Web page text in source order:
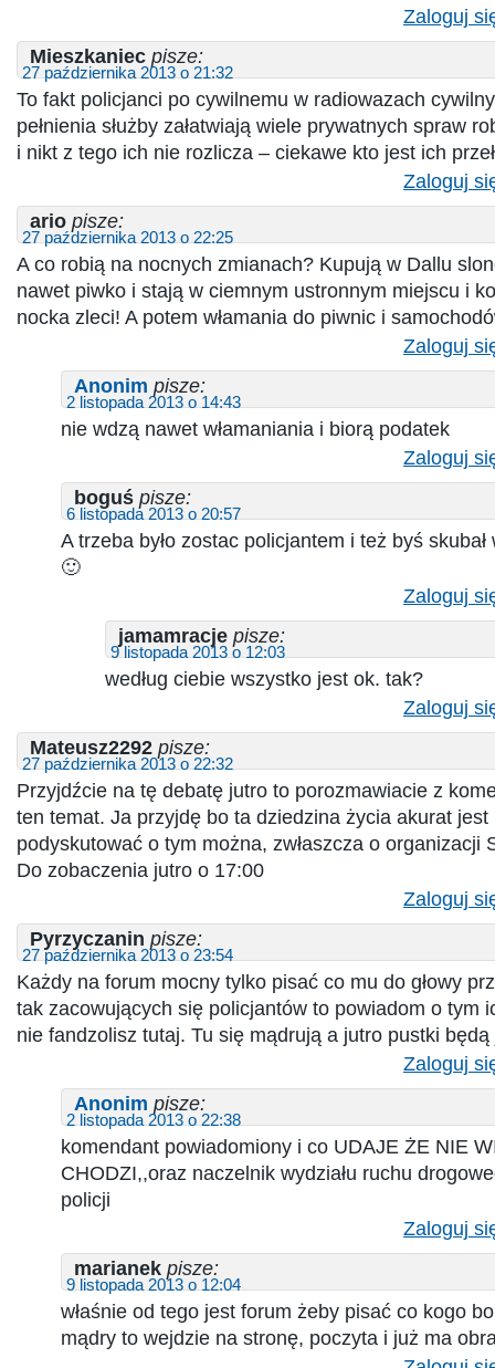
Zaloguj
Mieszkaniec pisze:
27 października 2013 o 21:32
To fakt policjanci po cywilnemu w radiowazach
pełnienia służby załatwiają wiele prywatnych spraw
i nikt z tego ich nie rozlicza – ciekawe kto jest ich
Zaloguj
ario pisze:
27 października 2013 o 22:25
A co robią na nocnych zmianach? Kupują w Dallu
nawet piwko i stają w ciemnym ustronnym miejscu i
nocka zleci! A potem włamania do piwnic i
Zaloguj
Anonim pisze:
2 listopada 2013 o 14:43
nie wdzą nawet włamaniania i biorą podatek
Zaloguj
boguś pisze:
6 listopada 2013 o 20:57
A trzeba było zostac policjantem i też byś skubał
🙂
Zaloguj
jamamracje pisze:
9 listopada 2013 o 12:03
według ciebie wszystko jest ok. tak?
Zaloguj
Mateusz2292 pisze:
27 października 2013 o 22:32
Przyjdźcie na tę debatę jutro to porozmawiacie z
ten temat. Ja przyjdę bo ta dziedzina życia akurat
podyskutować o tym można, zwłaszcza o organizacji
Do zobaczenia jutro o 17:00
Zaloguj
Pyrzyczanin pisze:
27 października 2013 o 23:54
Każdy na forum mocny tylko pisać co mu do głowy
tak zacowujących się policjantów to powiadom o tym
nie fandzolisz tutaj. Tu się mądrują a jutro pustki
Zaloguj
Anonim pisze:
2 listopada 2013 o 22:38
komendant powiadomiony i co UDAJE ŻE NIE
CHODZI,,oraz naczelnik wydziału ruchu
policji
Zaloguj
marianek pisze:
9 listopada 2013 o 12:04
właśnie od tego jest forum żeby pisać co kogo
mądry to wejdzie na stronę, poczyta i już ma